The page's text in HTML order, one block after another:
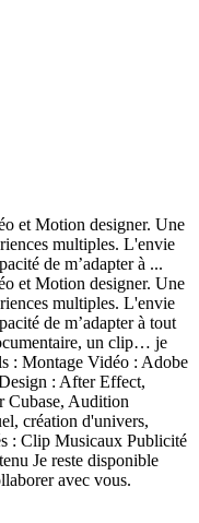
et Motion designer. Une
multiples. L'envie
de m’adapter à ...
et Motion designer. Une
multiples. L'envie
de m’adapter à tout
un clip… je
: Montage Vidéo : Adobe
: After Effect,
Cubase, Audition
création d'univers,
: Clip Musicaux Publicité
Je reste disponible
avec vous.